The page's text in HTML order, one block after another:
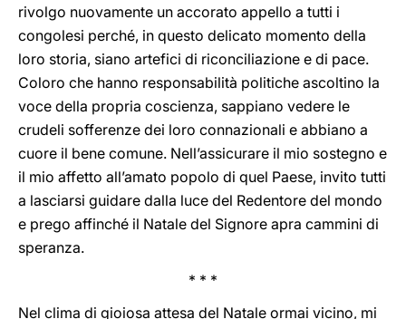
rivolgo nuovamente un accorato appello a tutti i
congolesi perché, in questo delicato momento della
loro storia, siano artefici di riconciliazione e di pace.
Coloro che hanno responsabilità politiche ascoltino la
voce della propria coscienza, sappiano vedere le
crudeli sofferenze dei loro connazionali e abbiano a
cuore il bene comune. Nell’assicurare il mio sostegno e
il mio affetto all’amato popolo di quel Paese, invito tutti
a lasciarsi guidare dalla luce del Redentore del mondo
e prego affinché il Natale del Signore apra cammini di
speranza.
* * *
Nel clima di gioiosa attesa del Natale ormai vicino, mi